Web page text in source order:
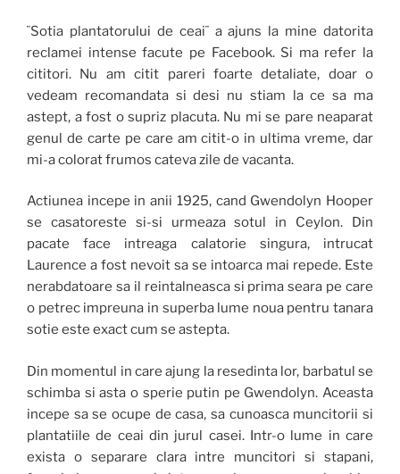
¨Sotia plantatorului de ceai¨ a ajuns la mine datorita
reclamei intense facute pe Facebook. Si ma refer la
cititori. Nu am citit pareri foarte detaliate, doar o
vedeam recomandata si desi nu stiam la ce sa ma
astept, a fost o supriz placuta. Nu mi se pare neaparat
genul de carte pe care am citit-o in ultima vreme, dar
mi-a colorat frumos cateva zile de vacanta.
Actiunea incepe in anii 1925, cand Gwendolyn Hooper
se casatoreste si-si urmeaza sotul in Ceylon. Din
pacate face intreaga calatorie singura, intrucat
Laurence a fost nevoit sa se intoarca mai repede. Este
nerabdatoare sa il reintalneasca si prima seara pe care
o petrec impreuna in superba lume noua pentru tanara
sotie este exact cum se astepta.
Din momentul in care ajung la resedinta lor, barbatul se
schimba si asta o sperie putin pe Gwendolyn. Aceasta
incepe sa se ocupe de casa, sa cunoasca muncitorii si
plantatiile de ceai din jurul casei. Intr-o lume in care
exista o separare clara intre muncitori si stapani,